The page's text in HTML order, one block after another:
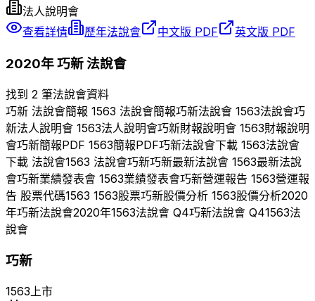
法人說明會
查看詳情
歷年法說會 中文版 PDF 英文版 PDF
2020年巧新法說會
找到 2 筆法說會資料
巧新 法說會簡報 1563 法說會簡報巧新法說會 1563法說會巧
新法人說明會 1563法人說明會巧新財報說明會 1563財報說明
會巧新簡報PDF 1563簡報PDF巧新法說會下載 1563法說會
下載 法說會1563 法說會巧新巧新最新法說會 1563最新法說
會巧新業績發表會 1563業績發表會巧新營運報告 1563營運報
告 股票代碼1563 1563股票巧新股價分析 1563股價分析2020
年巧新法說會2020年1563法說會 Q4巧新法說會 Q41563法
說會
巧新
1563 上市